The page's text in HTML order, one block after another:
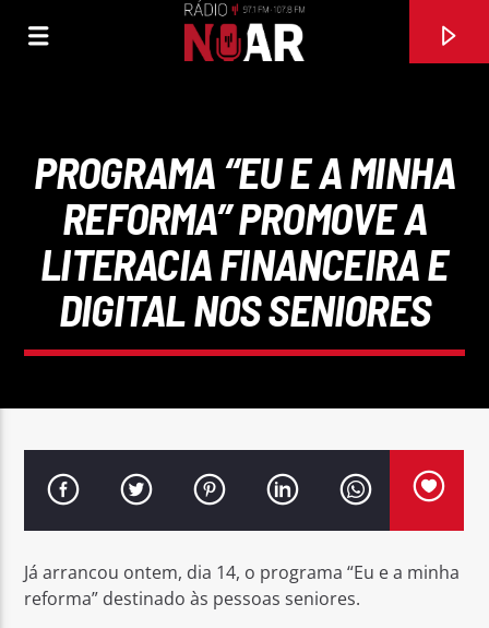
FAIXA ATUAL
WHEN I NEED YOU
JULIO IGLESIAS
PROGRAMA “EU E A MINHA
REFORMA” PROMOVE A
LITERACIA FINANCEIRA E
DIGITAL NOS SENIORES
Já arrancou ontem, dia 14, o programa “Eu e a minha
reforma” destinado às pessoas seniores.